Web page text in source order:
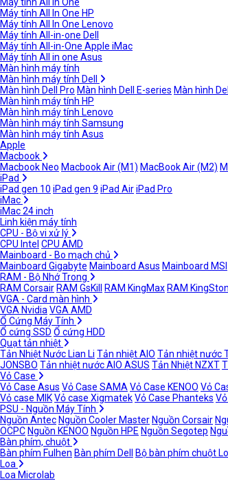
Máy tính All In One HP
Máy tính All In One Lenovo
Máy tính All-in-one Dell
Máy tính All-in-One Apple iMac
Máy tính All in one Asus
Màn hình máy tính
Màn hình máy tính Dell
Màn hình Dell Pro Màn hình Dell E-series Màn hình
Màn hình máy tính HP
Màn hình máy tính Lenovo
Màn hình máy tính Samsung
Màn hình máy tính Asus
Apple
Macbook
Macbook Neo Macbook Air (M1) MacBook Air (M2)
iPad
iPad gen 10 iPad gen 9 iPad AiriPad Pro
iMac
iMac 24 inch
Linh kiện máy tính
CPU - Bộ vi xử lý
CPU Intel CPU AMD
Mainboard - Bo mạch chủ
Mainboard Gigabyte Mainboard Asus Mainboard MSI
RAM - Bộ Nhớ Trong
RAM Corsair RAM GsKill RAM KingMax RAM KingSton
VGA - Card màn hình
VGA Nvidia VGA AMD
Ổ Cứng Máy Tính
Ổ cứng SSD Ổ cứng HDD
Quạt tản nhiệt
Tản Nhiệt Nước Lian Li Tản nhiệt AIO Tản nhiệt nước
JONSBO Tản nhiệt nước AIO ASUS Tản Nhiệt NZXT
Vỏ Case
Vỏ Case Asus Vỏ Case SAMA Vỏ Case KENOO Vỏ
Vỏ case MIKVỏ case XigmatekVỏ Case Phanteks
PSU - Nguồn Máy Tính
Nguồn Antec Nguồn Cooler Master Nguồn Corsair
OCPC Nguồn KENOO Nguồn HPE Nguồn Segotep
Bàn phím, chuột
Bàn phím Fulhen Bàn phím Dell Bộ bàn phím chuột
Loa
Loa Microlab